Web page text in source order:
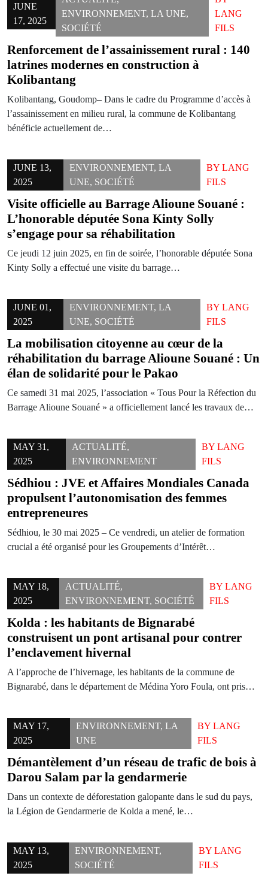
JUNE
17, 2025
ENVIRONNEMENT,LA UNE,
SOCIÉTÉ
LANG
FILS
Renforcement de l’assainissement rural : 140
latrines modernes en construction à
Kolibantang
Kolibantang, Goudomp– Dans le cadre du Programme d’accès à
l’assainissement en milieu rural, la commune de Kolibantang
bénéficie actuellement de…
JUNE 13,
2025
ENVIRONNEMENT, LA
UNE, SOCIÉTÉ
BYLANG
FILS
Visite officielle au Barrage Alioune Souané :
L’honorable députée Sona Kinty Solly
s’engage pour sa réhabilitation
Ce jeudi 12 juin 2025, en fin de soirée, l’honorable députée Sona
Kinty Solly a effectué une visite du barrage…
JUNE 01,
2025
ENVIRONNEMENT, LA
UNE, SOCIÉTÉ
BYLANG
FILS
La mobilisation citoyenne au cœur de la
réhabilitation du barrage Alioune Souané : Un
élan de solidarité pour le Pakao
Ce samedi 31 mai 2025, l’association « Tous Pour la Réfection du
Barrage Alioune Souané » a officiellement lancé les travaux de…
MAY 31,
2025
ACTUALITÉ,
ENVIRONNEMENT
BYLANG
FILS
Sédhiou : JVE et Affaires Mondiales Canada
propulsent l’autonomisation des femmes
entrepreneures
Sédhiou, le 30 mai 2025 – Ce vendredi, un atelier de formation
crucial a été organisé pour les Groupements d’Intérêt…
MAY 18,
2025
ACTUALITÉ,
ENVIRONNEMENT, SOCIÉTÉ
BY LANG
FILS
Kolda : les habitants de Bignarabé
construisent un pont artisanal pour contrer
l’enclavement hivernal
A l’approche de l’hivernage, les habitants de la commune de
Bignarabé, dans le département de Médina Yoro Foula, ont pris…
MAY 17,
2025
ENVIRONNEMENT, LA
UNE
BY LANG
FILS
Démantèlement d’un réseau de trafic de bois à
Darou Salam par la gendarmerie
Dans un contexte de déforestation galopante dans le sud du pays,
la Légion de Gendarmerie de Kolda a mené, le…
MAY 13,
2025
ENVIRONNEMENT,
SOCIÉTÉ
BY LANG
FILS